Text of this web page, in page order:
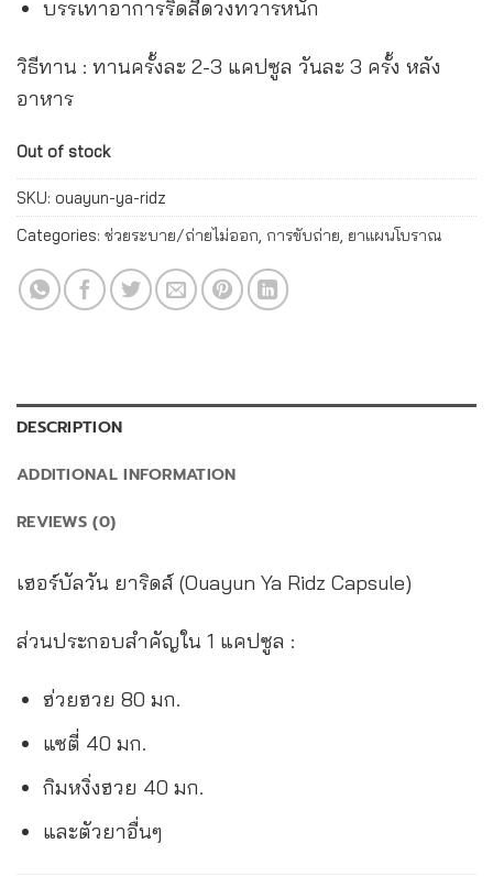
บรรเทาอาการริดสีดวงทวารหนัก
วิธีทาน : ทานครั้งละ 2-3 แคปซูล วันละ 3 ครั้ง หลัง
อาหาร
Out of stock
SKU: ouayun-ya-ridz
Categories: ช่วยระบาย/ถ่ายไม่ออก การขับถ่าย ยาแผนโบราณ
DESCRIPTION
ADDITIONAL INFORMATION
REVIEWS (0)
เฮอร์บัลวัน ยาริดส์ (Ouayun Ya Ridz Capsule)
ส่วนประกอบสำคัญใน 1 แคปซูล :
ฮ่วยฮวย 80 มก.
แซตี่ 40 มก.
กิมหงิ่งฮวย 40 มก.
และตัวยาอื่นๆ